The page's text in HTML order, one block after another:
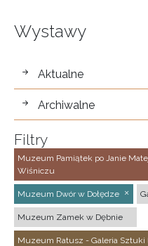
Wystawy
wystawy
Aktualne
Archiwalne
Filtry
Muzeum Pamiątek po Janie
Wiśniczu
Muzeum Dwór w Dołędze
Muzeum Zamek w Dębnie
Muzeum Ratusz - Galeria Sztuki